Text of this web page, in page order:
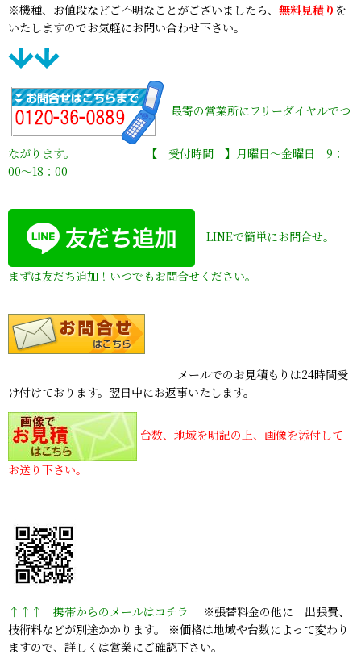
※機種、お値段などご不明なことがございましたら、 無料見積り を
いたしますのでお気軽にお問い合わせ下さい。
最寄の営業所にフリーダイヤルでつ
ながります。 【 受付時間 】月曜日〜金曜日 9：
00〜18：00
LINEで簡単にお問合せ。
まずは友だち追加！いつでもお問合せください。
メールでのお見積もりは24時間受
け付けております。翌日中にお返事いたします。
台数、地域を明記の上、画像を添付して
お送り下さい。
↑↑↑ 携帯からのメールはコチラ
※張替料金の他に 出張費、
技術料などが別途かかります。 ※価格は地域や台数によって変わり
ますので、詳しくは営業にご確認下さい。